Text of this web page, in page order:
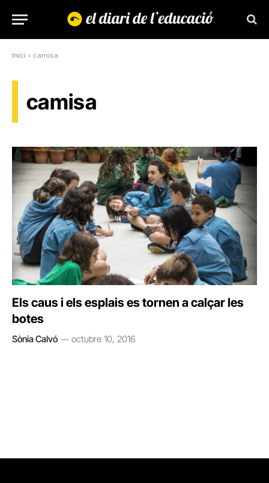
Inici » camisa
camisa
Els caus i els esplais es tornen a calçar les
botes
Sònia Calvó octubre 10, 2016